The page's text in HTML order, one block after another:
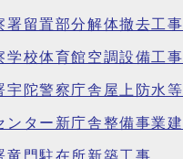
署留置部分解体撤去工事
学校体育館空調設備工事
宇陀警察庁舎屋上防水
ンター新庁舎整備事業
竜門駐在所新築工事